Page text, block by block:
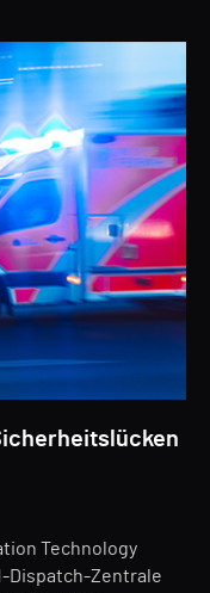
Technology
Dispatch-Zentrale